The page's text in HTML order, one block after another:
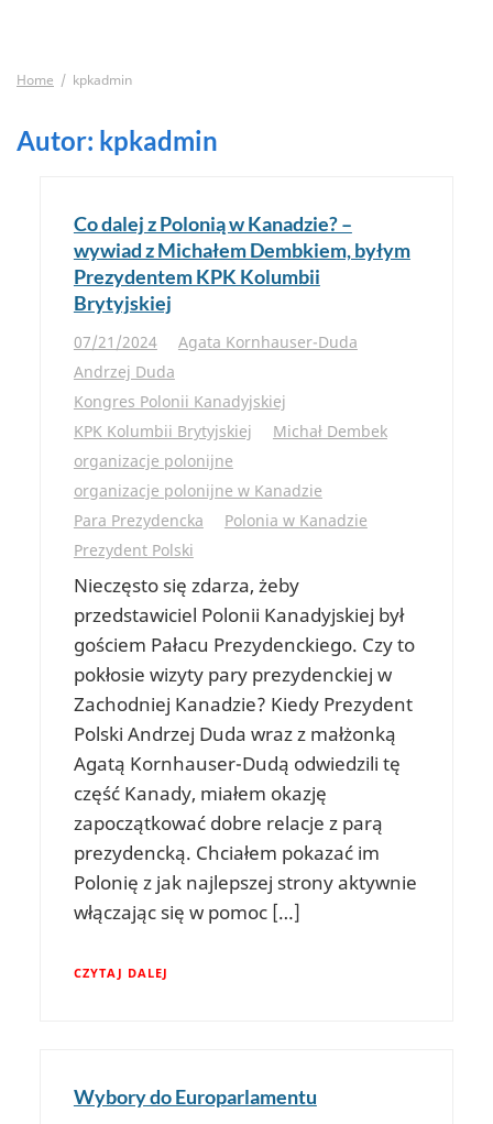
Home kpkadmin
Autor: kpkadmin
Co dalej z Polonią w Kanadzie? –
wywiad z Michałem Dembkiem, byłym
Prezydentem KPK Kolumbii
Brytyjskiej
07/21/2024
Agata Kornhauser-Duda
Andrzej Duda
Kongres Polonii Kanadyjskiej
KPK Kolumbii Brytyjskiej
Michał Dembek
organizacje polonijne
organizacje polonijne w Kanadzie
Para Prezydencka
Polonia w Kanadzie
Prezydent Polski
Nieczęsto się zdarza, żeby
przedstawiciel Polonii Kanadyjskiej był
gościem Pałacu Prezydenckiego. Czy to
pokłosie wizyty pary prezydenckiej w
Zachodniej Kanadzie? Kiedy Prezydent
Polski Andrzej Duda wraz z małżonką
Agatą Kornhauser-Dudą odwiedzili tę
część Kanady, miałem okazję
zapoczątkować dobre relacje z parą
prezydencką. Chciałem pokazać im
Polonię z jak najlepszej strony aktywnie
włączając się w pomoc […]
CZYTAJ DALEJ
Wybory do Europarlamentu